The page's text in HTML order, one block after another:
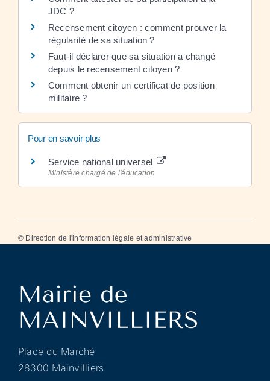
JDC ?
Recensement citoyen : comment prouver la
régularité de sa situation ?
Faut-il déclarer que sa situation a changé
depuis le recensement citoyen ?
Comment obtenir un certificat de position
militaire ?
Pour en savoir plus
Service national universel
Ministère chargé de l'éducation
© Direction de l'information légale et administrative
Place du Marché
28300 Mainvilliers